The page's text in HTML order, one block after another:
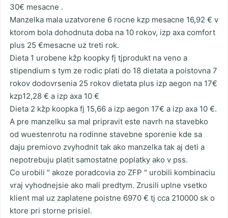
30€ mesacne .
Manzelka mala uzatvorene 6 rocne kzp mesacne 16,92 € v
ktorom bola dohodnuta doba na 10 rokov, izp axa comfort
plus 25 €mesacne uz treti rok.
Dieta 1 urobene kžp koopky fj tjprodukt na veno a
stipendium s tym ze rodic plati do 18 dietata a poistovna 7
rokov dodovrsenia 25 rokov dietata plus izp aegon na 17€
kzp12,28 € a izp axa 10 €
Dieta 2 kžp koopka fj 15,66 a izp aegon 17€ a izp axa 10 €.
A pre manzelku sa mal pripravit este navrh na stavebko
od wuestenrotu na rodinne stavebne sporenie kde sa
daju premiovo zvyhodnit tak ako manzelka tak aj deti a
nepotrebuju platit samostatne poplatky ako v pss.
Co urobili " akoze poradcovia zo ZFP " urobili kombinaciu
vraj vyhodnejsie ako mali predtym. Zrusili uplne vsetko
klient mal uz zaplatene poistne 6970 € tj cca 210000 sk o
ktore pri storne prisiel.